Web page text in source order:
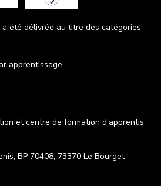
été délivrée au titre des catégories
apprentissage.
et centre de formation d'apprentis
BP 70408, 73370 Le Bourget